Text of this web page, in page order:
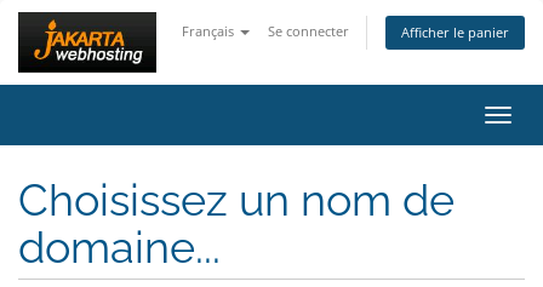
Français Se connecter Afficher le panier
Choisissez un nom de
domaine...